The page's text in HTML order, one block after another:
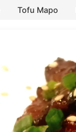
Tofu Mapo